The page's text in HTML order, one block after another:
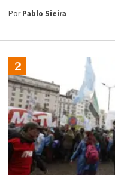
PorPablo Sieira